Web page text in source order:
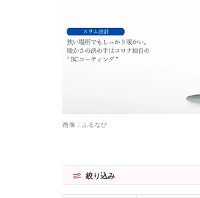
画像：ふるなび
絞り込み